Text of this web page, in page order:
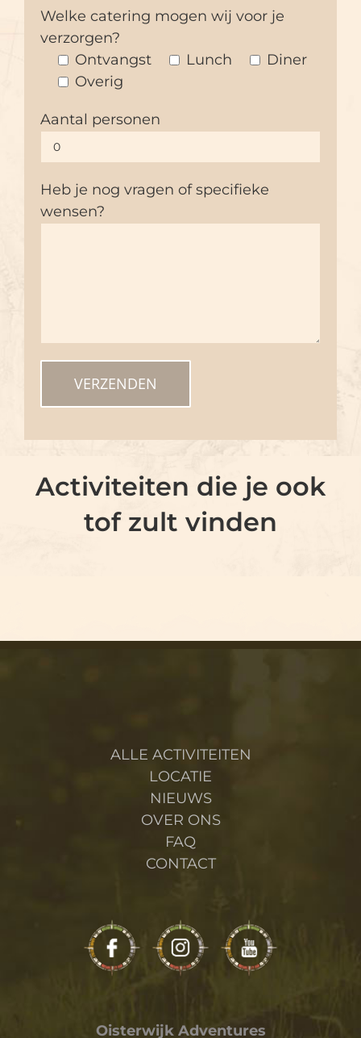
Welke catering mogen wij voor je
verzorgen?
Ontvangst
Lunch
Diner
Overig
Aantal personen
Heb je nog vragen of specifieke
wensen?
Activiteiten die je ook
tof zult vinden
ALLE ACTIVITEITEN
LOCATIE
NIEUWS
OVER ONS
FAQ
CONTACT
Oisterwijk Adventures